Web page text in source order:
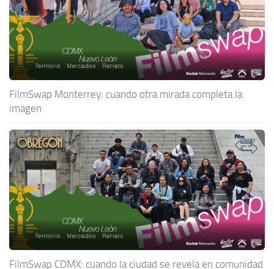
FilmSwap Monterrey: cuando otra mirada completa la
imagen
FilmSwap CDMX: cuando la ciudad se revela en comunidad